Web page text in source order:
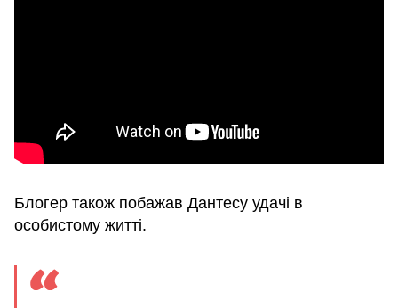
Блогер також побажав Дантесу удачі в
особистому житті.